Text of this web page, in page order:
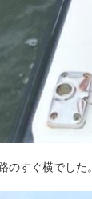
すぐ横でした。